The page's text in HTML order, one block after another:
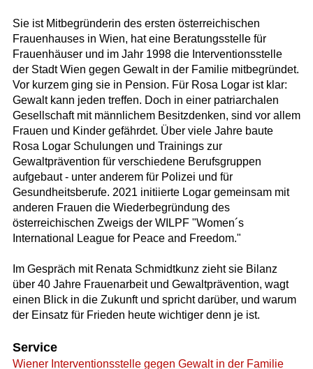
Sie ist Mitbegründerin des ersten österreichischen
Frauenhauses in Wien, hat eine Beratungsstelle für
Frauenhäuser und im Jahr 1998 die Interventionsstelle
der Stadt Wien gegen Gewalt in der Familie mitbegründet.
Vor kurzem ging sie in Pension. Für Rosa Logar ist klar:
Gewalt kann jeden treffen. Doch in einer patriarchalen
Gesellschaft mit männlichem Besitzdenken, sind vor allem
Frauen und Kinder gefährdet. Über viele Jahre baute
Rosa Logar Schulungen und Trainings zur
Gewaltprävention für verschiedene Berufsgruppen
aufgebaut - unter anderem für Polizei und für
Gesundheitsberufe. 2021 initiierte Logar gemeinsam mit
anderen Frauen die Wiederbegründung des
österreichischen Zweigs der WILPF "Women´s
International League for Peace and Freedom."
Im Gespräch mit Renata Schmidtkunz zieht sie Bilanz
über 40 Jahre Frauenarbeit und Gewaltprävention, wagt
einen Blick in die Zukunft und spricht darüber, und warum
der Einsatz für Frieden heute wichtiger denn je ist.
Service
Wiener Interventionsstelle gegen Gewalt in der Familie